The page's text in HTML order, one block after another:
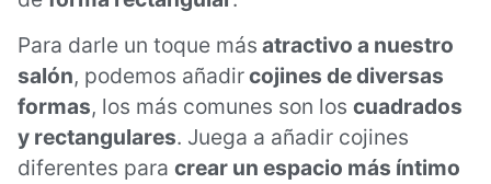
Para darle un toque más atractivo a nuestro
salón, podemos añadircojines de diversas
formas, los más comunes son los cuadrados
y rectangulares. Juega a añadir cojines
diferentes para crear un espacio más íntimo